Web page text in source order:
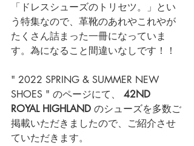
「ドレスシューズのトリセツ。」とい
う特集なので、革靴のあれやこれやが
たくさん詰まった一冊になっていま
す。為になること間違いなしです！！
" 2022 SPRING & SUMMER NEW
SHOES " のページにて、 42ND
ROYAL HIGHLAND のシューズを多数ご
掲載いただきましたので、ご紹介させ
ていただきます。